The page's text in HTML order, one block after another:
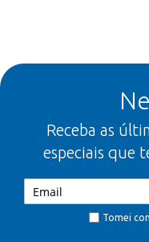
Receba as
especiais que
Tomei